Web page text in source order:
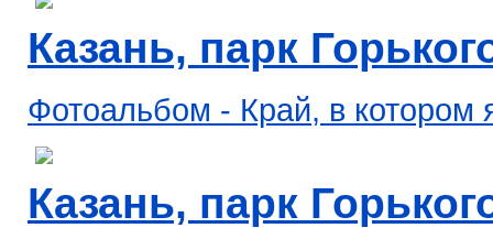
Казань, парк
Фотоальбом - Край, в котором
Казань, парк